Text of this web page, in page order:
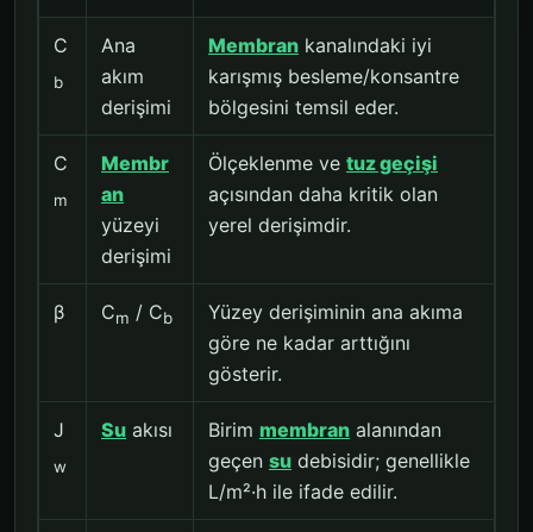
C
b
Ana
akım
derişimi
Membran kanalındaki iyi
karışmış besleme/konsantre
bölgesini temsil eder.
C
m
Membr
an
yüzeyi
derişimi
Ölçeklenme ve tuz geçişi
açısından daha kritik olan
yerel derişimdir.
β Cm / Cb
Yüzey derişiminin ana akıma
göre ne kadar arttığını
gösterir.
J
w
Su akısı Birim membran alanından
geçen su debisidir; genellikle
L/m²·h ile ifade edilir.